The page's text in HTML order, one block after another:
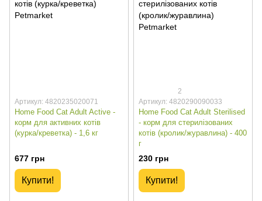
Артикул: 4820235020071
Home Food Cat Adult Active -
корм для активних котів
(курка/креветка) - 1,6 кг
677 грн
Купити!
2
Артикул: 4820290090033
Home Food Cat Adult Sterilised
- корм для стерилізованих
котів (кролик/журавлина) - 400
г
230 грн
Купити!